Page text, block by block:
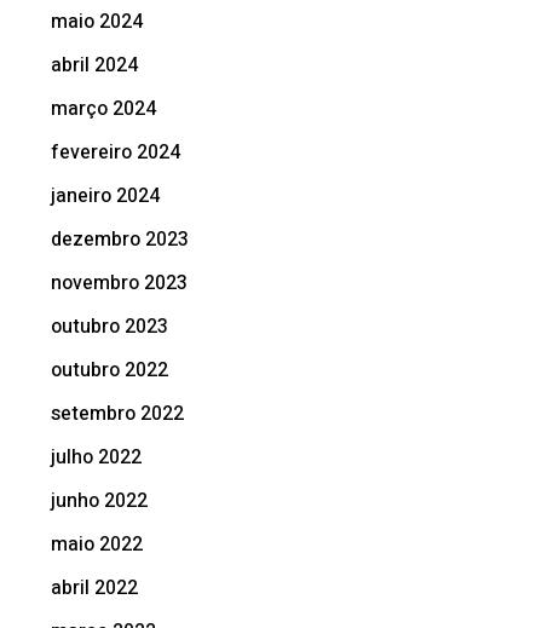
maio 2024
abril 2024
março 2024
fevereiro 2024
janeiro 2024
dezembro 2023
novembro 2023
outubro 2023
outubro 2022
setembro 2022
julho 2022
junho 2022
maio 2022
abril 2022